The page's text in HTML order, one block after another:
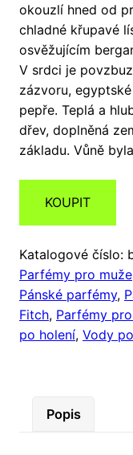
okouzlí hned od
chladné křupavé
osvěžujícím
V srdci je
zázvoru,
pepře. Teplá a
dřev, doplněná
základu. Vůně
KOUPIT
Katalogové číslo:
Parfémy pro muže
Pánské parfémy,
Fitch, Parfémy
po holení, Vody
Popis